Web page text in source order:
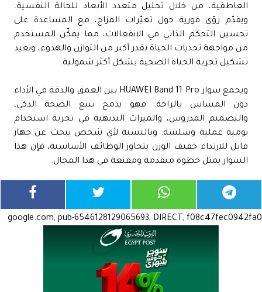
العاطفية، من خلال تحليل متعدد الأبعاد للحالة النفسية.
ويقدّم رؤى فورية حول تغيّرات المزاج، مع المساعدة على
تحسين التحكم الذاتي في الانفعالات، مما يمكّن المستخدم
من مواجهة تحديات الحياة بقدر أكبر من التوازن والهدوء، ويعيد
تشكيل تجربة الحياة الصحية بشكل أكثر شمولية.
ويجمع سوار HUAWEI Band 11 Pro بين العمق والدقة في الأداء
دون المساس بالراحة. فهو يدمج تتبع الصحة الذكي،
والتصميم المدروس، والميزات البديهية في تجربة استخدام
يومية عملية وسلسة. وبالنسبة لأي شخص يبحث عن جهاز
قابل للارتداء خفيف الوزن يتجاوز الوظائف الأساسية، فإن هذا
السوار يمثل خطوة متقدمة ومقنعة في هذا المجال.
google.com, pub-6546128129065693, DIRECT, f08c47fec0942fa0